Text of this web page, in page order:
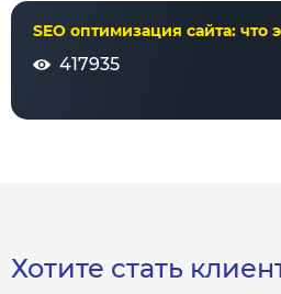
SEO оптимизация сайта: что
417935
Хотите стать